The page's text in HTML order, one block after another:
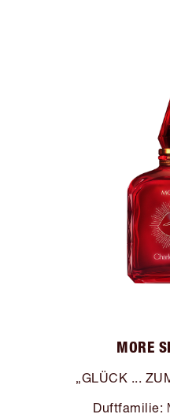
MORE
„GLÜCK ...
Duftfamilie: